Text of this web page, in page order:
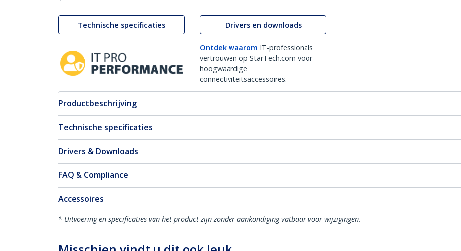
Technische specificaties Drivers en downloads
Ontdek waarom IT-professionals
vertrouwen op StarTech.com voor
hoogwaardige
connectiviteitsaccessoires.
Productbeschrijving
Technische specificaties
Drivers & Downloads
FAQ & Compliance
Accessoires
* Uitvoering en specificaties van het product zijn zonder aankondiging vatbaar voor wijzigingen.